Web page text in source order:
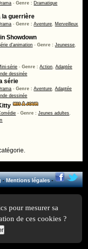
-Genre : Dramatique
la guerrière
-Genre :Aventure, Merveilleux
Showdown
d'animation -Genre :Jeunesse,
série -Genre :Action,Adaptée
dessinée
série
-Genre :Aventure,Adaptée
dessinée
-Genre :Jeunes adultes,
-Mentions légales-
pour mesurer sa
de ces cookies ?